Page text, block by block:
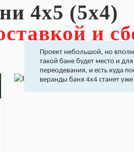
4х5 (5х4)
и
Проект небольшой, но
такой бане будет место и
переодевания, и есть куда
веранды баня 4х4 станет